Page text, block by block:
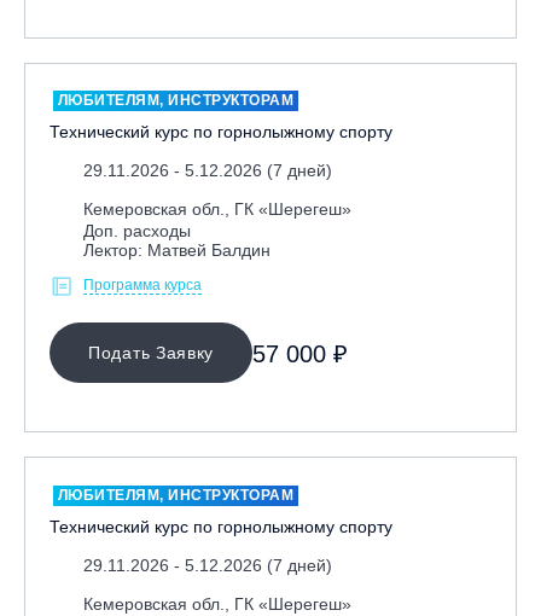
ЛЮБИТЕЛЯМ, ИНСТРУКТОРАМ
Технический курс по горнолыжному спорту
29.11.2026 - 5.12.2026 (7 дней)
Кемеровская обл., ГК «Шерегеш»
Доп. расходы
Лектор: Матвей Балдин
Программа курса
Подать Заявку 57 000 ₽
ЛЮБИТЕЛЯМ, ИНСТРУКТОРАМ
Технический курс по горнолыжному спорту
29.11.2026 - 5.12.2026 (7 дней)
Кемеровская обл., ГК «Шерегеш»